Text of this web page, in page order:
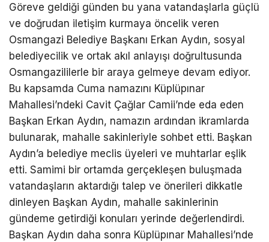
Göreve geldiği günden bu yana vatandaşlarla güçlü
ve doğrudan iletişim kurmaya öncelik veren
Osmangazi Belediye Başkanı Erkan Aydın, sosyal
belediyecilik ve ortak akıl anlayışı doğrultusunda
Osmangazililerle bir araya gelmeye devam ediyor.
Bu kapsamda Cuma namazını Küplüpınar
Mahallesi’ndeki Cavit Çağlar Camii’nde eda eden
Başkan Erkan Aydın, namazın ardından ikramlarda
bulunarak, mahalle sakinleriyle sohbet etti. Başkan
Aydın’a belediye meclis üyeleri ve muhtarlar eşlik
etti. Samimi bir ortamda gerçekleşen buluşmada
vatandaşların aktardığı talep ve önerileri dikkatle
dinleyen Başkan Aydın, mahalle sakinlerinin
gündeme getirdiği konuları yerinde değerlendirdi.
Başkan Aydın daha sonra Küplüpınar Mahallesi’nde